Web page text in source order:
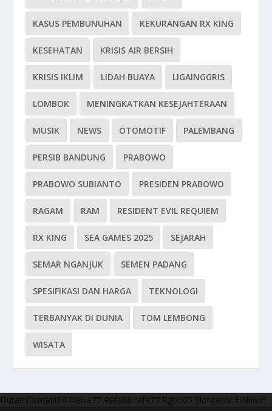
KASUS PEMBUNUHAN KEKURANGAN RX KING
KESEHATAN KRISIS AIR BERSIH
KRISIS IKLIM LIDAH BUAYA LIGAINGGRIS
LOMBOK MENINGKATKAN KESEJAHTERAAN
MUSIK NEWS OTOMOTIF PALEMBANG
PERSIB BANDUNG PRABOWO
PRABOWO SUBIANTO PRESIDEN PRABOWO
RAGAM RAM RESIDENT EVIL REQUIEM
RX KING SEA GAMES 2025 SEJARAH
SEMAR NGANJUK SEMEN PADANG
SPESIFIKASI DAN HARGA TEKNOLOGI
TERBANYAK DI DUNIA TOM LEMBONG
WISATA
Dutainformasi24 Dewa77 Rafa88 rafa77 Rgo365 Slotgacor Hokiwin